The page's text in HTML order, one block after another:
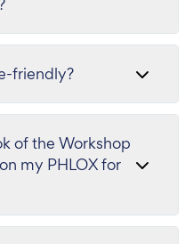
friendly?
of the Workshop
my PHLOX for